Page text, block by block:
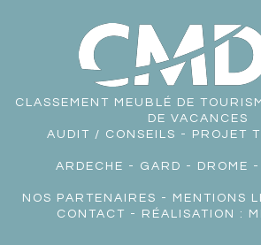
CLASSEMENT MEUBLÉ DE
DE VACANCES
AUDIT / CONSEILS - PROJET
ARDECHE - GARD - DROME -
NOS PARTENAIRES - MENTIONS
CONTACT - RÉALISATION :